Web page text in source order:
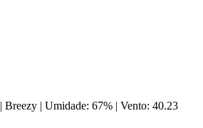
| Breezy | Umidade: 67% | Vento: 40.23